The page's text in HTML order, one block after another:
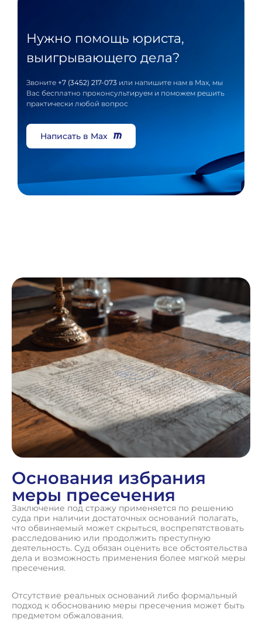
Нужно помощь юриста,
выигрывающего дела?
Звоните +7 (3452) 217-073 или напишите нам в Max, мы
Вас бесплатно проконсультируем и поможем решить
практически любой вопрос
Написать в Max
Основания избрания
меры пресечения
Заключение под стражу применяется по решению
суда при наличии достаточных оснований полагать,
что обвиняемый может скрыться, воспрепятствовать
расследованию или продолжить преступную
деятельность. Суд обязан оценить все обстоятельства
дела и возможность применения более мягкой меры
пресечения.
Отсутствие реальных оснований либо формальный
подход к обоснованию меры пресечения может быть
предметом обжалования.